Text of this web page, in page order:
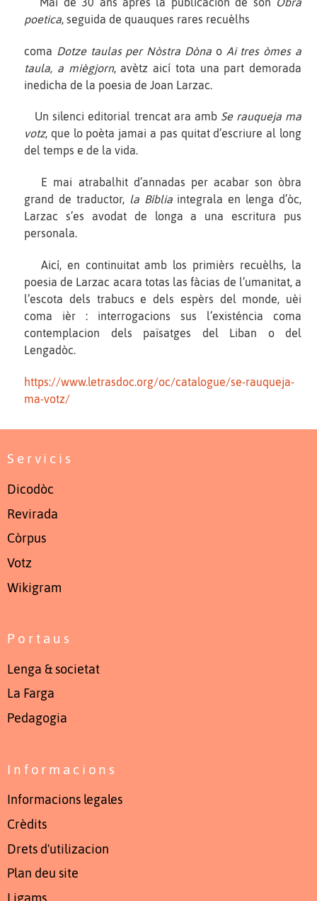
poetica, seguida de quauques rares recuèlhs
coma Dotze taulas per Nòstra Dòna o Ai tres òmes a
taula, a miègjorn, avètz aicí tota una part demorada
inedicha de la poesia de Joan Larzac.
Un silenci editorial trencat ara amb Se rauqueja ma
votz, que lo poèta jamai a pas quitat d’escriure al long
del temps e de la vida.
E mai atrabalhit d’annadas per acabar son òbra
grand de traductor, la Bíbliaintegrala en lenga d’òc,
Larzac s’es avodat de longa a una escritura pus
personala.
Aicí, en continuitat amb los primièrs recuèlhs, la
poesia de Larzac acara totas las fàcias de l’umanitat, a
l’escota dels trabucs e dels espèrs del monde, uèi
coma ièr : interrogacions sus l’existéncia coma
contemplacion dels païsatges del Liban o del
Lengadòc.
https://www.letrasdoc.org/oc/catalogue/se-rauqueja-
ma-votz/
Servicis
Dicodòc
Revirada
Còrpus
Votz
Wikigram
Portaus
Lenga & societat
La Farga
Pedagogia
Informacions
Informacions legales
Crèdits
Drets d'utilizacion
Plan deu site